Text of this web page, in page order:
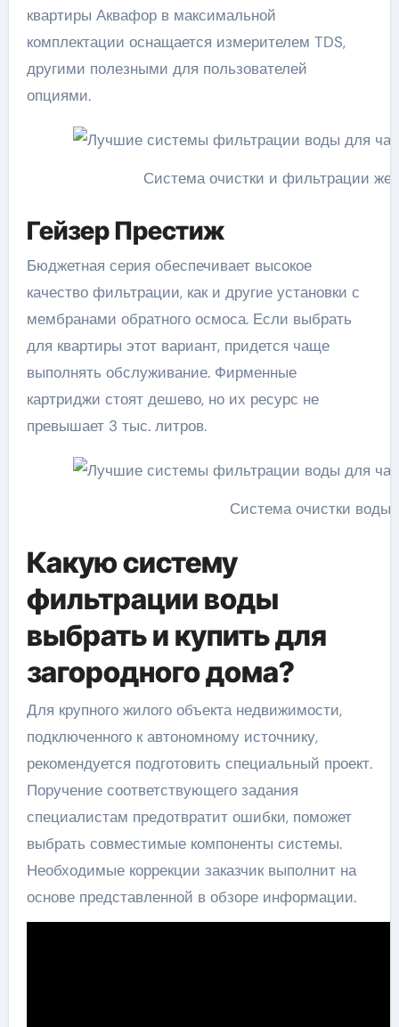
квартиры Аквафор в максимальной
комплектации оснащается измерителем TDS,
другими полезными для пользователей
опциями.
Система очистки и фильтрации
Гейзер Престиж
Бюджетная серия обеспечивает высокое
качество фильтрации, как и другие установки с
мембранами обратного осмоса. Если выбрать
для квартиры этот вариант, придется чаще
выполнять обслуживание. Фирменные
картриджи стоят дешево, но их ресурс не
превышает 3 тыс. литров.
Система очистки воды
Какую систему
фильтрации воды
выбрать и купить для
загородного дома?
Для крупного жилого объекта недвижимости,
подключенного к автономному источнику,
рекомендуется подготовить специальный проект.
Поручение соответствующего задания
специалистам предотвратит ошибки, поможет
выбрать совместимые компоненты системы.
Необходимые коррекции заказчик выполнит на
основе представленной в обзоре информации.